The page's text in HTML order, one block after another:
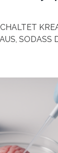
SODASS
für
der
eine
lassen.
(HCM)